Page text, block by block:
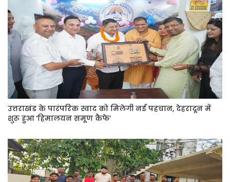
उत्तराखंड के पारंपरिक स्वाद को मिलेगी नई पहचान, देहरादून में
शुरू हुआ ‘हिमालयन समूण कैफे’